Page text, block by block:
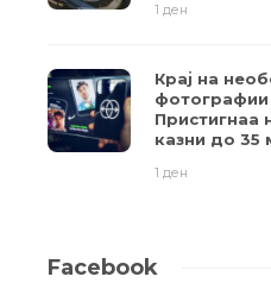
1 ден
Крај на
фотографии
Пристигнаа
казни до 35
1 ден
Facebook